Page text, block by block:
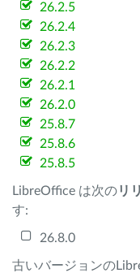
26.2.5
26.2.4
26.2.3
26.2.2
26.2.1
26.2.0
25.8.7
25.8.6
25.8.5
LibreOffice は次のリ
す:
26.8.0
古いバージョンの